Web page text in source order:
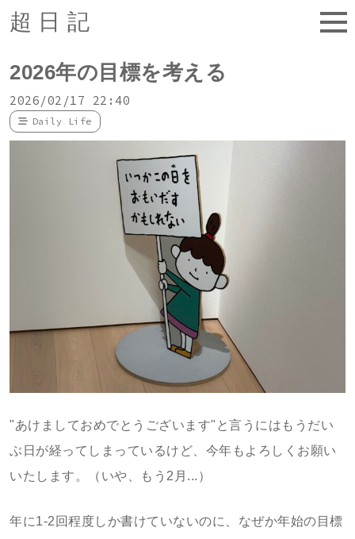
超日記
2026年の目標を考える
2026/02/17 22:40
Daily Life
"あけましておめでとうございます"と言うにはもうだい
ぶ日が経ってしまっているけど、今年もよろしくお願い
いたします。（いや、もう2月...）
年に1-2回程度しか書けていないのに、なぜか年始の目標